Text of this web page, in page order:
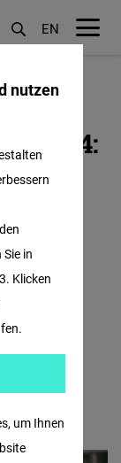
EN
2024:
nutzen
um Ihnen
in
Klicken